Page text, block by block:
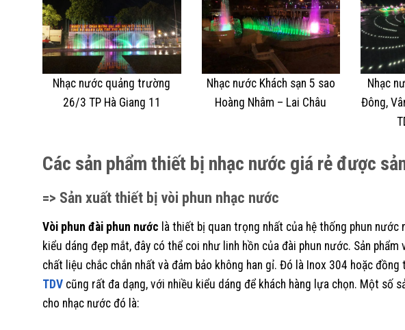
Nhạc nước quảng trường
26/3 TP Hà Giang 11
Nhạc nước Khách sạn 5 sao
Hoàng Nhâm – Lai Châu
Nhạc
Đông,
Các sản phẩm thiết bị nhạc nước giá rẻ được
=> Sản xuất thiết bị vòi phun nhạc nước
Vòi phun đài phun nước là thiết bị quan trọng nhất của hệ thống phun
kiểu dáng đẹp mắt, đây có thể coi như linh hồn của đài phun nước. Sản
chất liệu chắc chắn nhất và đảm bảo không han gỉ. Đó là Inox 304 hoặc
TDV cũng rất đa dạng, với nhiều kiểu dáng để khách hàng lựa chọn. Một số
cho nhạc nước đó là: